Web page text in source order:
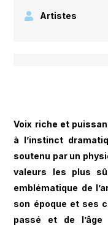
Artistes
Voix riche et
à l’instinct
soutenu par un
valeurs les plus
emblématique de
son époque et ses
passé et de